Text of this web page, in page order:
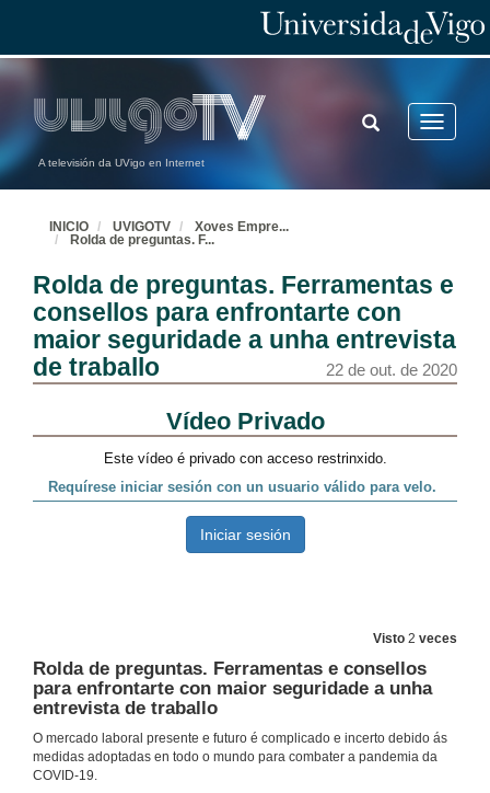
A televisión da UVigo en Internet
Toggle
TOGGLE
SEARCH
INICIO UVIGOTV Xoves Empre...
Rolda de preguntas. F...
Rolda de preguntas. Ferramentas e
consellos para enfrontarte con
maior seguridade a unha entrevista
de traballo
22 de out. de 2020
Visto 2 veces
Rolda de preguntas. Ferramentas e consellos
para enfrontarte con maior seguridade a unha
entrevista de traballo
O mercado laboral presente e futuro é complicado e incerto debido ás
medidas adoptadas en todo o mundo para combater a pandemia da
COVID-19.
Presentación de Pablo Osorio
Actitude emprendedora? Póñame cuarto e medio
24 de set. de 2020
Presentación de Elena Huerga
Curriculo 10. Aprende a venderte
Conferencia
1 de out. de 2020
Conferencia
8 de out. de 2020